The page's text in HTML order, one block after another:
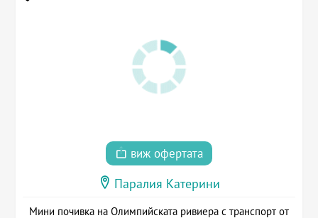
виж офертата
Паралия Катерини
Мини почивка на Олимпийската ривиера с транспорт от